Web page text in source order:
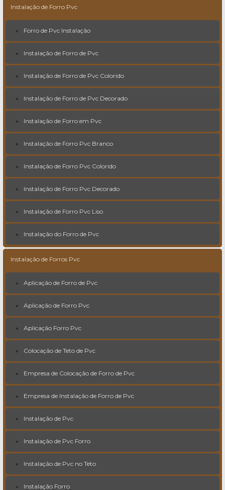
Instalação de Forro Pvc
Forro de Pvc Instalação
Instalação de Forro de Pvc
Instalação de Forro de Pvc Colorido
Instalação de Forro de Pvc Decorado
Instalação de Forro em Pvc
Instalação de Forro Pvc Branco
Instalação de Forro Pvc Colorido
Instalação de Forro Pvc Decorado
Instalação de Forro Pvc Liso
Instalação do Forro de Pvc
Instalação de Forros Pvc
Aplicação de Forro de Pvc
Aplicação de Forro Pvc
Aplicação Forro Pvc
Colocação de Teto de Pvc
Empresa de Colocação de Forro de Pvc
Empresa de Instalação de Forro de Pvc
Instalação de Pvc
Instalação de Pvc Forro
Instalação de Pvc no Teto
Instalação Forro